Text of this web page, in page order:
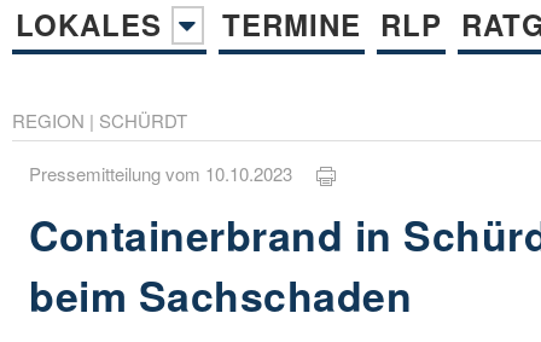
LOKALES
TERMINE RLP
REGION | SCHÜRDT
Pressemitteilung vom 10.10.2023
Containerbrand in
beim Sachschaden